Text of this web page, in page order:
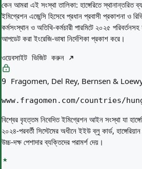
কেন আমরা এই সংস্থা তালিকা: হাঙ্গেরিতে স্থানান্তরিত
ইমিগ্রেশন এজেন্সি হিসেবে প্রধান প্রবাসী প্রকাশনা ও
কর্মসংস্থান ও অতিথি-কর্মচারী পারমিটে ২০২৫ পরিবর্তনসহ
আপডেট করা ইংরেজি-ভাষা নির্দেশিকা প্রকাশ করে।
ওয়েবসাইট ভিজিট করুন
9 Fragomen, Del Rey, Bernsen &
www.fragomen.com/countries/
বিশ্বের বৃহত্তম নিবেদিত ইমিগ্রেশন আইন সংস্থা যা
২০২৪-পরবর্তী সিস্টেমের অধীনে ইইউ ব্লু কার্ড,
উচ্চ-দক্ষ পেশাদার ব্যক্তিদের পরামর্শ দেয়।